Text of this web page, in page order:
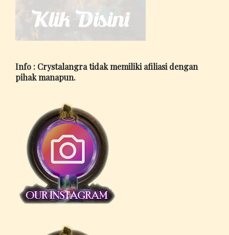
Info : Crystalangra tidak memiliki afiliasi dengan
pihak manapun.